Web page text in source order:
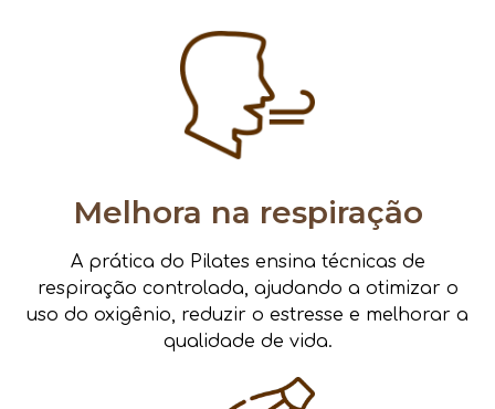
Melhora na respiração
A prática do Pilates ensina técnicas de
respiração controlada, ajudando a otimizar o
uso do oxigênio, reduzir o estresse e melhorar a
qualidade de vida.